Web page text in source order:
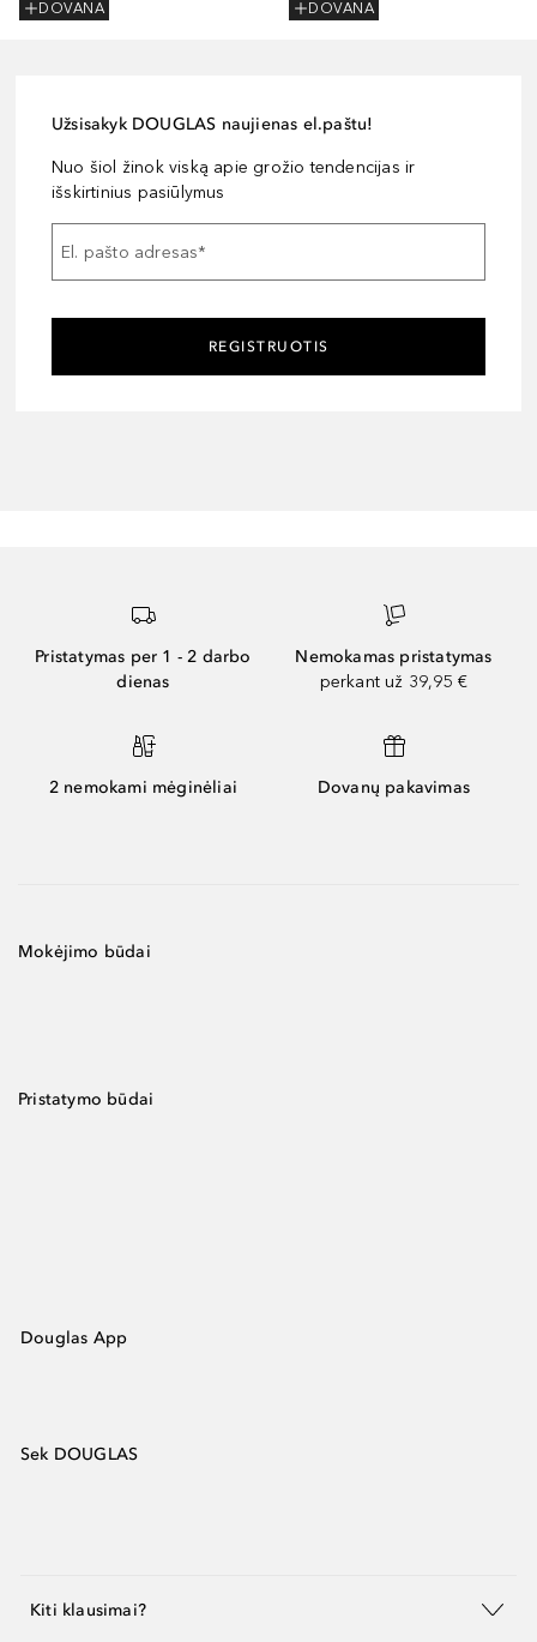
DOVANA
DOVANA
Užsisakyk DOUGLAS naujienas el.paštu!
Nuo šiol žinok viską apie grožio tendencijas ir
išskirtinius pasiūlymus
El. pašto adresas*
REGISTRUOTIS
Pristatymas per 1 - 2 darbo
dienas
Nemokamas pristatymas
perkant už 39,95 €
2 nemokami mėginėliai Dovanų pakavimas
Mokėjimo būdai
Pristatymo būdai
Douglas App
Sek DOUGLAS
Kiti klausimai?